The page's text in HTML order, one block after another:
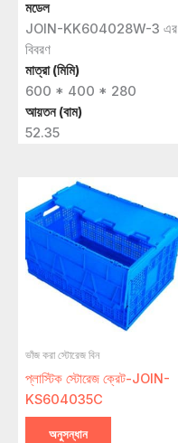
মডেল
JOIN-KK604028W-3 এর
বিবরণ
মাত্রা (মিমি)
600 * 400 * 280
আয়তন (বাম)
52.35
ভাঁজ করা স্টোরেজ বিন
প্লাস্টিক স্টোরেজ ক্রেট-JOIN-
KS604035C
অনুসন্ধান